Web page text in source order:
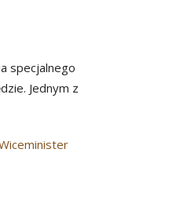
specjalnego
Jednym z